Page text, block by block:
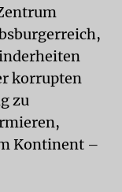
korrupten
zu
Kontinent –